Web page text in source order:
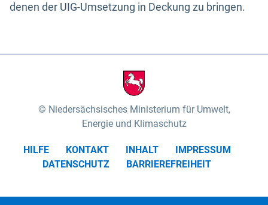
denen der UIG-Umsetzung in Deckung zu bringen.
Niedersächsisches Ministerium für Umwelt,
Energie und Klimaschutz
HILFE KONTAKT INHALT
IMPRESSUM
DATENSCHUTZ
BARRIEREFREIHEIT